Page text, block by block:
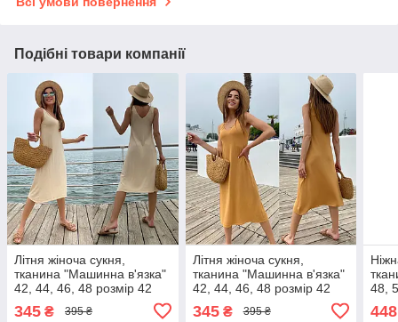
Подібні товари компанії
Літня жіноча сукня,
тканина "Машинна в'язка"
42, 44, 46, 48 розмір 42
345 ₴ 395 ₴
Літня жіноча сукня,
тканина "Машинна в'язка"
42, 44, 46, 48 розмір 42
345₴ 395 ₴
48,
448